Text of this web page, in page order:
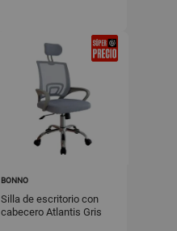
BONNO
Silla de escritorio con
cabecero Atlantis Gris